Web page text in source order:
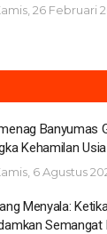
26 Februari
Banyumas
Kehamilan
6 Agustus
Menyala:
Semangat